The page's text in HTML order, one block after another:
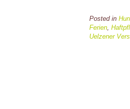
Posted in
Ferien,
Uelzener